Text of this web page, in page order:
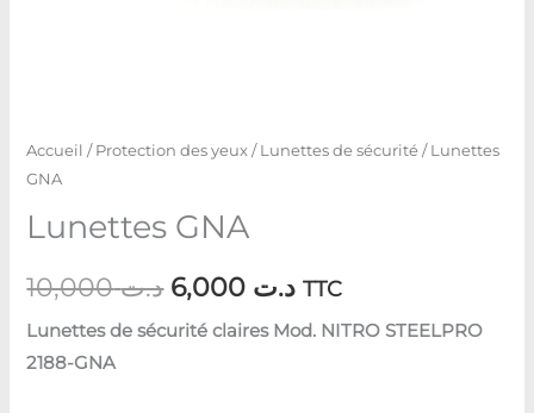
Accueil /Protection des yeux/Lunettes de sécurité/ Lunettes
GNA
Lunettes GNA
د.ت10,000 د.ت TTC
Lunettes de sécurité claires Mod. NITRO STEELPRO
2188-GNA